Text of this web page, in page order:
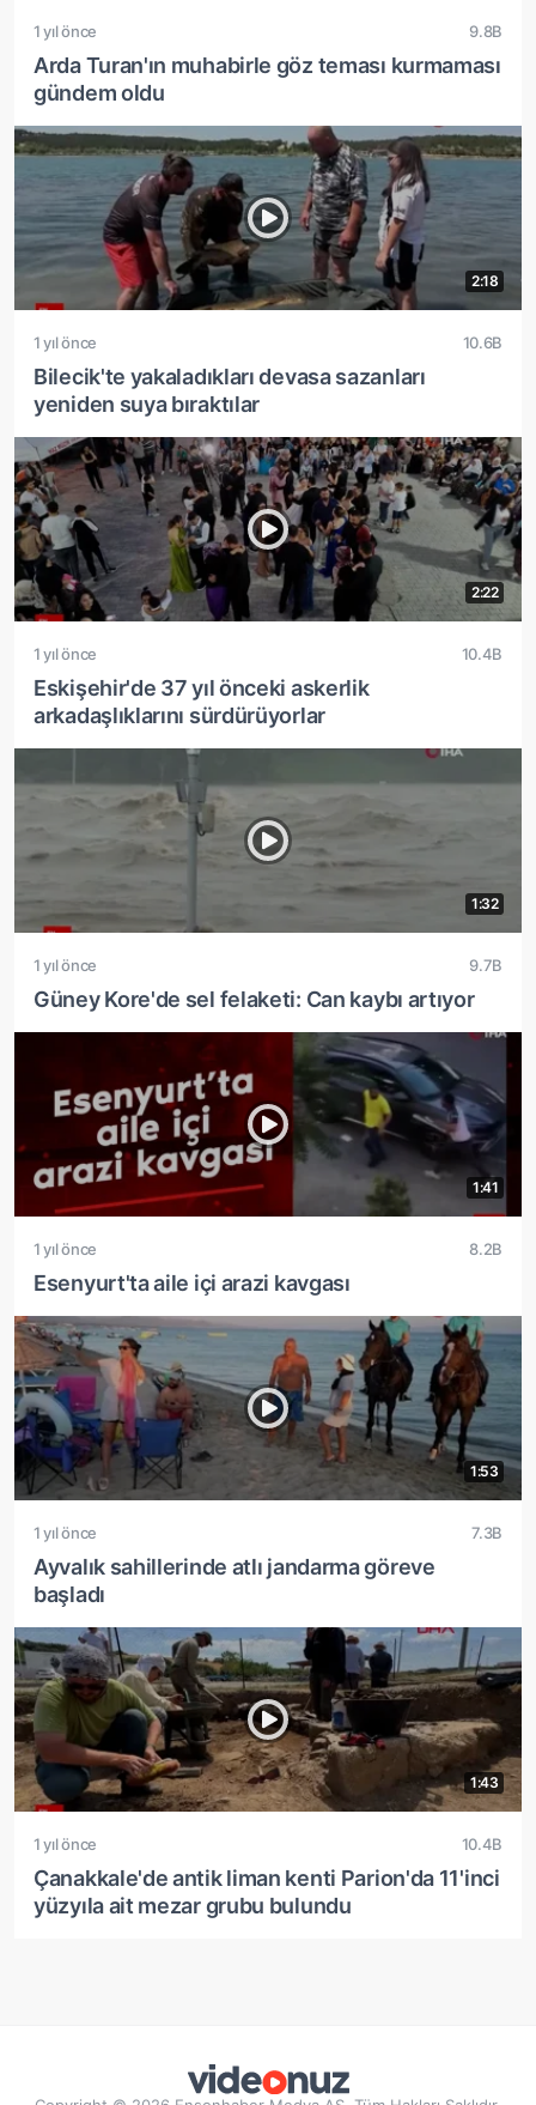
1 yıl önce 9.8B
Arda Turan'ın muhabirle göz teması kurmaması
gündem oldu
2:18
1 yıl önce 10.6B
Bilecik'te yakaladıkları devasa sazanları
yeniden suya bıraktılar
2:22
1 yıl önce 10.4B
Eskişehir'de 37 yıl önceki askerlik
arkadaşlıklarını sürdürüyorlar
1:32
1 yıl önce 9.7B
Güney Kore'de sel felaketi: Can kaybı artıyor
1:41
1 yıl önce 8.2B
Esenyurt'ta aile içi arazi kavgası
1:53
1 yıl önce 7.3B
Ayvalık sahillerinde atlı jandarma göreve
başladı
1:43
1 yıl önce 10.4B
Çanakkale'de antik liman kenti Parion'da 11'inci
yüzyıla ait mezar grubu bulundu